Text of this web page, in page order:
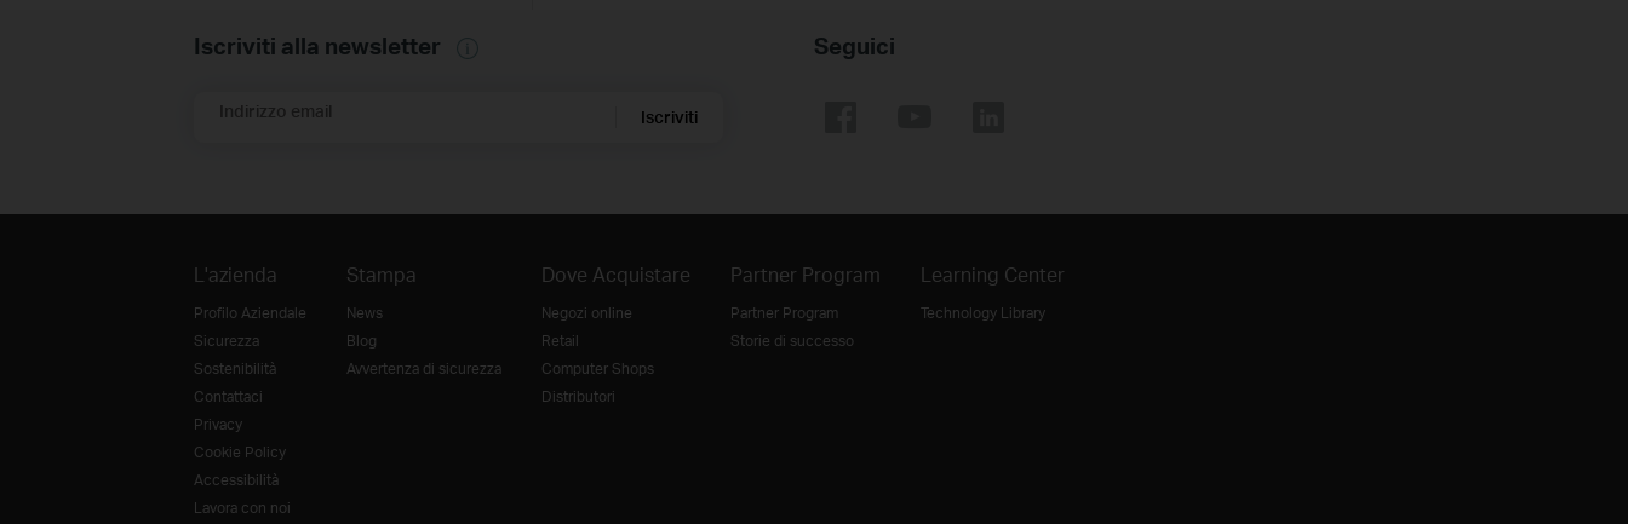
Iscriviti alla newsletter
Indirizzo email Iscriviti
Seguici
L'azienda
Profilo Aziendale
Sicurezza
Sostenibilità
Contattaci
Privacy
Cookie Policy
Accessibilità
Lavora con noi
Stampa
News
Blog
Avvertenza di sicurezza
Dove Acquistare
Negozi online
Retail
Computer Shops
Distributori
Partner Program
Partner Program
Storie di successo
Learning Center
Technology Library